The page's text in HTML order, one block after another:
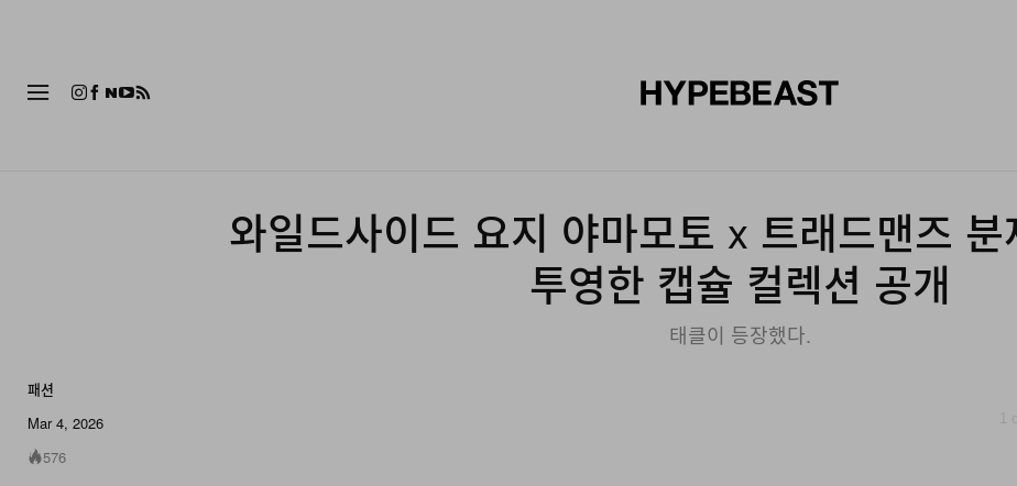
와일드사이드 요지 야마모토 x 트래드맨즈 분
투영한 캡슐 컬렉션 공개
태클이 등장했다.
패션
Mar 4, 2026
576